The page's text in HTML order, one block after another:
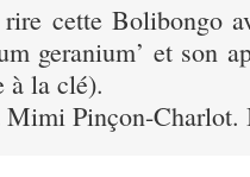
cette Bolibongo
geranium’ et son
à la clé).
Pinçon-Charlot.